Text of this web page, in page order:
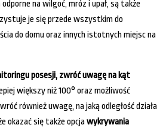
na wilgoć, mróz i upał, są także
je się przede wszystkim do
do domu oraz innych istotnych miejsc na
posesji, zwróć uwagę na kąt
większy niż 100° oraz możliwość
również uwagę, na jaką odległość działa
okazać się także opcja wykrywania